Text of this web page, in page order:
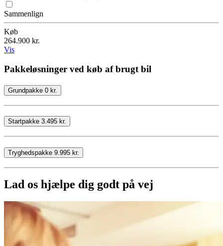
Sammenlign
Køb
264.900 kr.
Vis
Pakkeløsninger ved køb af brugt bil
Grundpakke 0 kr.
Startpakke 3.495 kr.
Tryghedspakke 9.995 kr.
Lad os hjælpe dig godt på vej